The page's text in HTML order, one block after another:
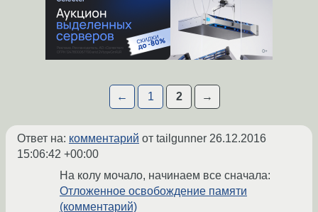
← 1 2 →
Ответ на: комментарий от tailgunner 26.12.2016
15:06:42 +00:00
На колу мочало, начинаем все сначала:
Отложенное освобождение памяти
(комментарий)